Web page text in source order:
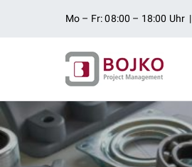
Mo – Fr: 08:00 – 18:00